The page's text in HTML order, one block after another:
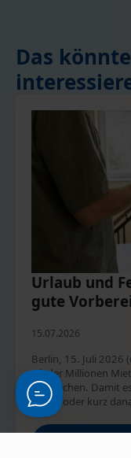
Das
Urlaub und
gute
15.07.2026
­­­Berlin, 15. Juli 2026
wieder Millionen
aufbrechen. Damit
Jahres oder kurz